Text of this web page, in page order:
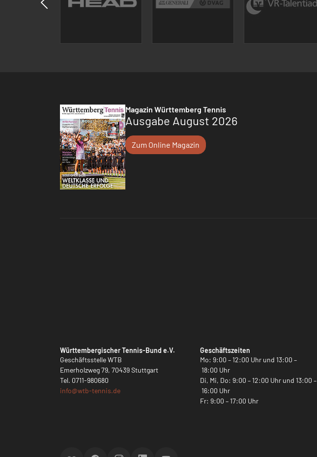
Magazin Württemberg Tennis
Ausgabe August 2026
Zum Online Magazin
Württembergischer Tennis-Bund e.V.
Geschäftsstelle WTB
Emerholzweg 79, 70439 Stuttgart
Tel. 0711-980680
info@wtb-tennis.de
Geschäftszeiten
Mo: 9:00 – 12:00 Uhr und 13:00 –
18:00 Uhr
Di, Mi, Do: 9:00 – 12:00 Uhr und 13:00 –
16:00 Uhr
Fr: 9:00 – 17:00 Uhr